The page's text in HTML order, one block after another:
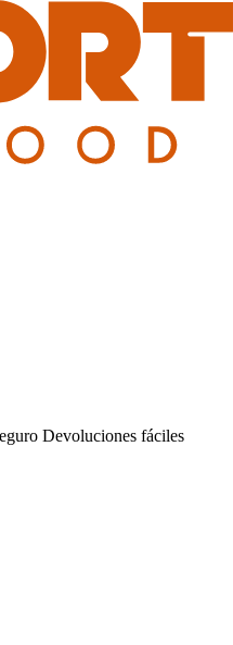
Devoluciones fáciles